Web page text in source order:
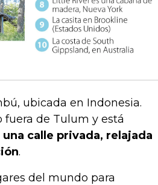
ubicada en Indonesia.
fuera de Tulum y está
calle privada, relajada
.
del mundo para